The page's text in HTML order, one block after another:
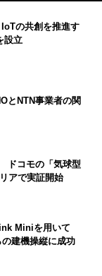
の共創を推進す
設立
とNTN事業者の関
ドコモの「気球型
アで実証開始
Miniを用いて
建機操縦に成功